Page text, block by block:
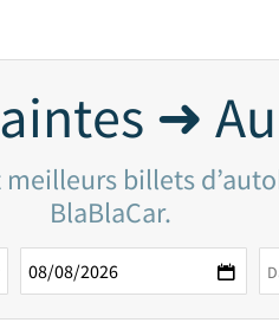
➜
billets
BlaBlaCar.